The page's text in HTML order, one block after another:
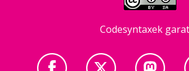
Codesyntaxek